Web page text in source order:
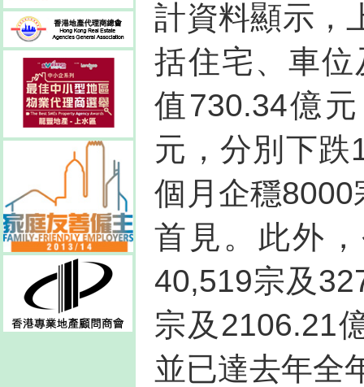
計資料顯示，
括住宅、車
值730.34億
元，分別下跌
個月企穩
首見。此外
40,519宗及
宗及2106.21
並已達去年全